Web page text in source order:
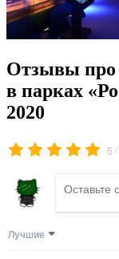
Отзывы про
в парках
2020
5 /
Лучшие